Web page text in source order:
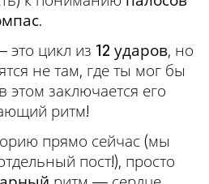
.
цикл из 12 ударов, но
не там, где ты мог бы
заключается его
ритм!
прямо сейчас (мы
пост!), просто